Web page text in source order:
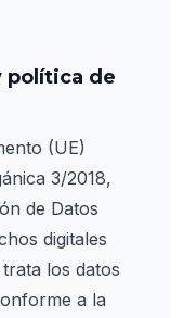
política de
(UE)
3/2018,
de Datos
digitales
los datos
a la